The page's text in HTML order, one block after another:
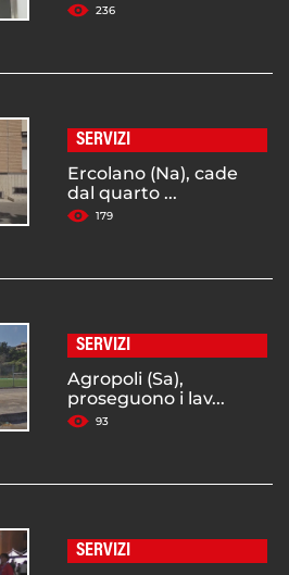
236
SERVIZI
Ercolano (Na), cade
dal quarto ...
179
SERVIZI
Agropoli (Sa),
proseguono i lav...
93
SERVIZI